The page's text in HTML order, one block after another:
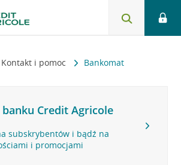
Kontakt i pomoc Bankomat
Credit Agricole
subskrybentów i bądź na
i promocjami